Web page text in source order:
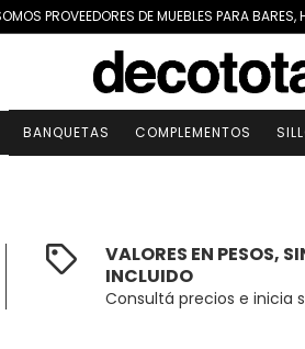
PROVEEDORES DE MUEBLES PARA
BANQUETAS COMPLEMENTOS
VALORES EN PESOS,
INCLUIDO
Consultá precios e inicia